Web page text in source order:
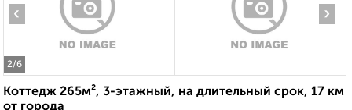
2/6
‹ ›
Коттедж 265м², 3-этажный, на длительный срок, 17 км
от города